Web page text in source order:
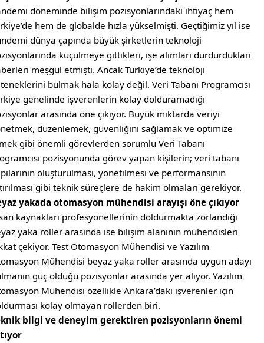
döneminde bilişim pozisyonlarındaki ihtiyaç hem
hem de globalde hızla yükselmişti. Geçtiğimiz yıl ise
dünya çapında büyük şirketlerin teknoloji
küçülmeye gittikleri, işe alımları durdurdukları
meşgul etmişti. Ancak Türkiye’de teknoloji
bulmak hala kolay değil. Veri Tabanı Programcısı
genelinde işverenlerin kolay dolduramadığı
arasında öne çıkıyor. Büyük miktarda veriyi
düzenlemek, güvenliğini sağlamak ve optimize
gibi önemli görevlerden sorumlu Veri Tabanı
pozisyonunda görev yapan kişilerin; veri tabanı
oluşturulması, yönetilmesi ve performansının
gibi teknik süreçlere de hakim olmaları gerekiyor.
yakada otomasyon mühendisi arayışı öne çıkıyor
kaynakları profesyonellerinin doldurmakta zorlandığı
yaka roller arasında ise bilişim alanının mühendisleri
çekiyor. Test Otomasyon Mühendisi ve Yazılım
Mühendisi beyaz yaka roller arasında uygun adayı
güç olduğu pozisyonlar arasında yer alıyor. Yazılım
Mühendisi özellikle Ankara’daki işverenler için
kolay olmayan rollerden biri.
bilgi ve deneyim gerektiren pozisyonların önemi